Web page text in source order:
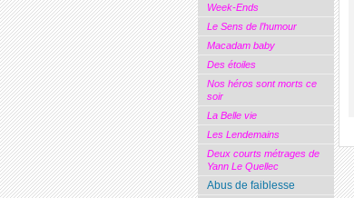
Week-Ends
Le Sens de l’humour
Macadam baby
Des étoiles
Nos héros sont morts ce
soir
La Belle vie
Les Lendemains
Deux courts métrages de
Yann Le Quellec
Abus de faiblesse